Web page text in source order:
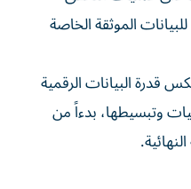
الموثقة الخاصة
قدرة البيانات الرقمية
وتبسيطها، بدءاً من